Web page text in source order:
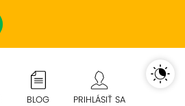
BLOG PRIHLÁSIŤ SA